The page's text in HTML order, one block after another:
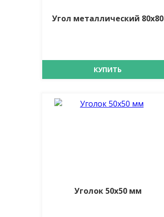
Угол металлический 80х80
КУПИТЬ
Уголок 50х50 мм